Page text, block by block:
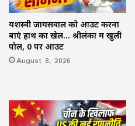
यशस्वी जायसवाल को आउट करना
बाएं हाथ का खेल… श्रीलंका में खुली
पोल, 0 पर आउट
August 8, 2026